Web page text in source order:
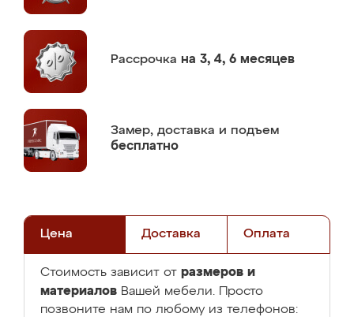
Рассрочка на 3, 4, 6 месяцев
Замер, доставка и подъем
бесплатно
Цена Доставка Оплата
Стоимость зависит от размеров и
материалов Вашей мебели. Просто
позвоните нам по любому из телефонов: